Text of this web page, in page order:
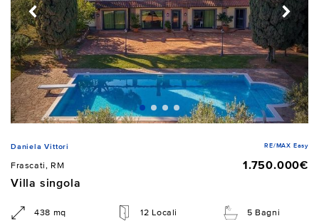
Daniela Vittori RE/MAX Easy
Frascati, RM
1.750.000€
Villa singola
438 mq 12 Locali 5 Bagni